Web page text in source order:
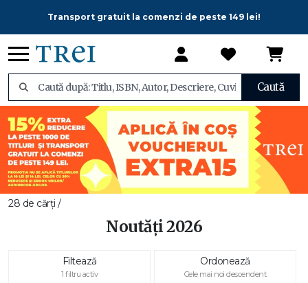
Transport gratuit la comenzi de peste 149 lei!
Caută
28 de cărți /
Noutăți 2026
Filtează
1 filtru activ
Ordonează
Cele mai noi descendent